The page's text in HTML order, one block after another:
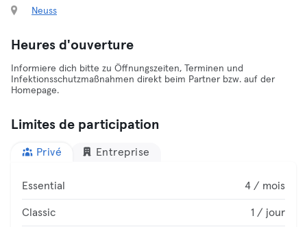
Neuss
Heures d'ouverture
Informiere dich bitte zu Öffnungszeiten, Terminen und
Infektionsschutzmaßnahmen direkt beim Partner bzw. auf der
Homepage.
Limites de participation
Privé Entreprise
Essential 4 / mois
Classic 1 / jour